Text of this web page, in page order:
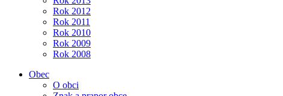
Rok 2012
Rok 2011
Rok 2010
Rok 2009
Rok 2008
Obec
O obci